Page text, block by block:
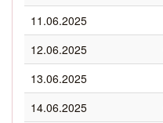
11.06.2025
12.06.2025
13.06.2025
14.06.2025